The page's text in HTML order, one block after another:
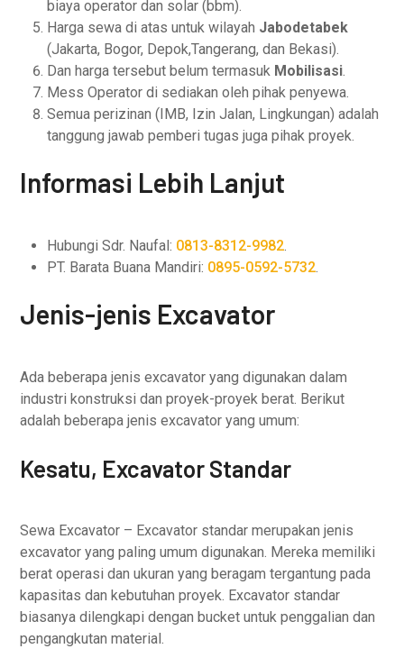
biaya operator dan solar (bbm).
Harga sewa di atas untuk wilayah Jabodetabek
(Jakarta, Bogor, Depok,Tangerang, dan Bekasi).
Dan harga tersebut belum termasuk Mobilisasi.
Mess Operator di sediakan oleh pihak penyewa.
Semua perizinan (IMB, Izin Jalan, Lingkungan) adalah
tanggung jawab pemberi tugas juga pihak proyek.
Informasi Lebih Lanjut
Hubungi Sdr. Naufal: 0813-8312-9982.
PT. Barata Buana Mandiri: 0895-0592-5732.
Jenis-jenis Excavator
Ada beberapa jenis excavator yang digunakan dalam
industri konstruksi dan proyek-proyek berat. Berikut
adalah beberapa jenis excavator yang umum:
Kesatu, Excavator Standar
Sewa Excavator – Excavator standar merupakan jenis
excavator yang paling umum digunakan. Mereka memiliki
berat operasi dan ukuran yang beragam tergantung pada
kapasitas dan kebutuhan proyek. Excavator standar
biasanya dilengkapi dengan bucket untuk penggalian dan
pengangkutan material.